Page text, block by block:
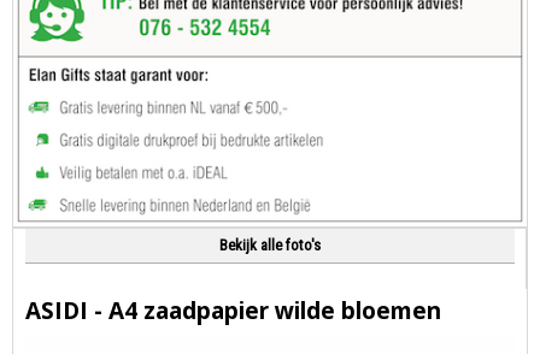
Bekijk alle foto's
ASIDI - A4 zaadpapier wilde bloemen